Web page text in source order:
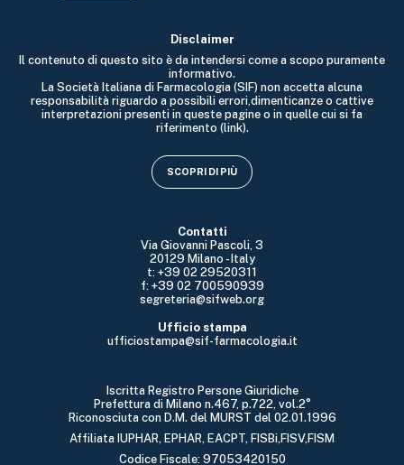
Contatti
Via Giovanni Pascoli, 3
20129 Milano - Italy
t: +39 02 29520311
f: +39 02 700590939
segreteria@sifweb.org
Ufficio stampa
ufficiostampa@sif-farmacologia.it
Iscritta Registro Persone Giuridiche
Prefettura di Milano n.467, p.722, vol.2°
Riconosciuta con D.M. del MURST del 02.01.1996
Affiliata IUPHAR, EPHAR, EACPT, FISBi,FISV,FISM
Codice Fiscale: 97053420150
Disclaimer
Il contenuto di questo sito è da intendersi come a scopo puramente
informativo.
La Società Italiana di Farmacologia (SIF) non accetta alcuna
responsabilità riguardo a possibili errori,dimenticanze o cattive
interpretazioni presenti in queste pagine o in quelle cui si fa
riferimento (link).
SCOPRI DI PIÙ